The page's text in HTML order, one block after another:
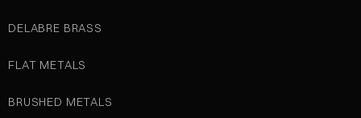
DELABRE BRASS
FLAT METALS
BRUSHED METALS